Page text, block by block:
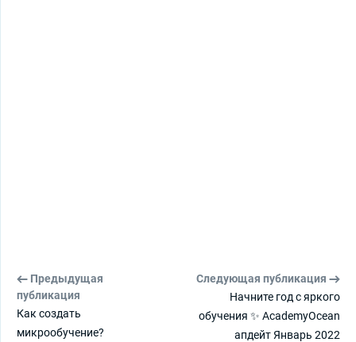
Предыдущая
публикация
Как создать
микрообучение?
Следующая публикация
Начните год с яркого
обучения ✨ AcademyOcean
апдейт Январь 2022